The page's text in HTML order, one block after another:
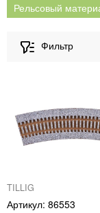
Рельсовый
TILLIG
86553